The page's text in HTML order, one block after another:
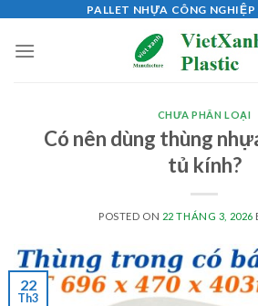
content
PALLET NHỰA CÔNG
CHƯA PHÂN LOẠI
Có nên dùng thùng
tủ kính?
POSTED ON 22 THÁNG 3, 2026
22
Th3